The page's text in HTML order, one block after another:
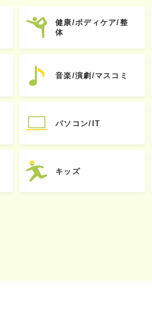
健康/ボディケア/整
体
音楽/演劇/マスコミ
パソコン/IT
キッズ